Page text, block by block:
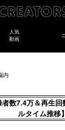
人気
動画
内
数7.4万＆再生
ルタイム推移】